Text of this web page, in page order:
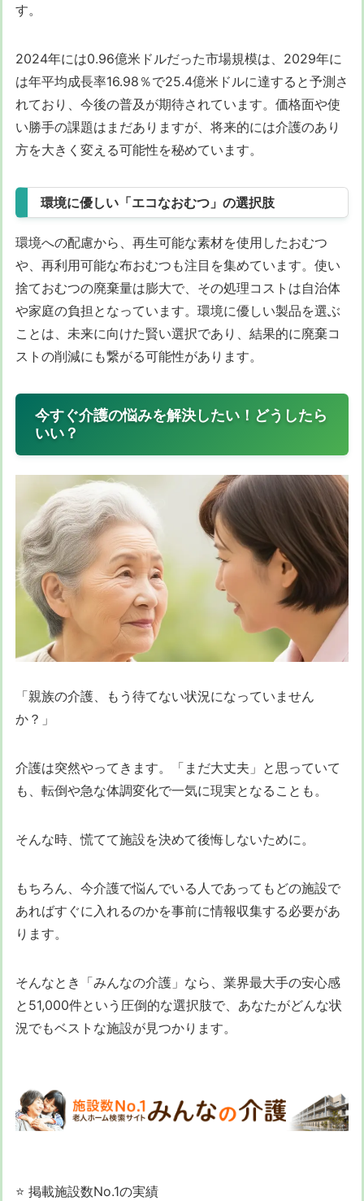
す。
2024年には0.96億米ドルだった市場規模は、2029年に
は年平均成長率16.98％で25.4億米ドルに達すると予測さ
れており、今後の普及が期待されています。価格面や使
い勝手の課題はまだありますが、将来的には介護のあり
方を大きく変える可能性を秘めています。
環境に優しい「エコなおむつ」の選択肢
環境への配慮から、再生可能な素材を使用したおむつ
や、再利用可能な布おむつも注目を集めています。使い
捨ておむつの廃棄量は膨大で、その処理コストは自治体
や家庭の負担となっています。環境に優しい製品を選ぶ
ことは、未来に向けた賢い選択であり、結果的に廃棄コ
ストの削減にも繋がる可能性があります。
今すぐ介護の悩みを解決したい！どうしたら
いい？
「親族の介護、もう待てない状況になっていません
か？」
介護は突然やってきます。「まだ大丈夫」と思っていて
も、転倒や急な体調変化で一気に現実となることも。
そんな時、慌てて施設を決めて後悔しないために。
もちろん、今介護で悩んでいる人であってもどの施設で
あればすぐに入れるのかを事前に情報収集する必要があ
ります。
そんなとき「みんなの介護」なら、業界最大手の安心感
と51,000件という圧倒的な選択肢で、あなたがどんな状
況でもベストな施設が見つかります。
⭐ 掲載施設数No.1の実績